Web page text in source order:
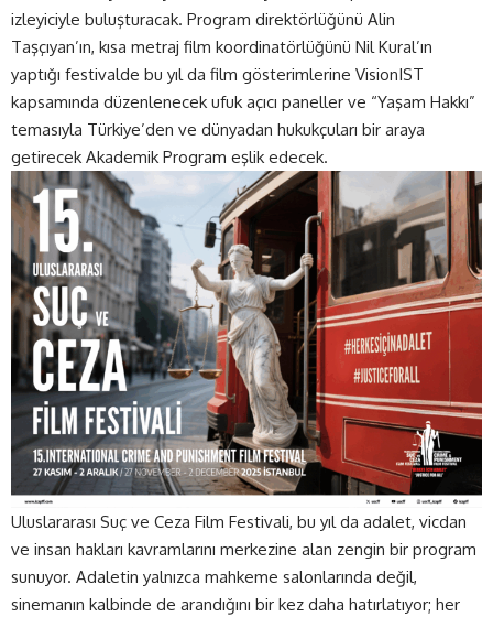
izleyiciyle buluşturacak. Program direktörlüğünü Alin
Taşçıyan’ın, kısa metraj film koordinatörlüğünü Nil Kural’ın
yaptığı festivalde bu yıl da film gösterimlerine VisionIST
kapsamında düzenlenecek ufuk açıcı paneller ve “Yaşam Hakkı”
temasıyla Türkiye’den ve dünyadan hukukçuları bir araya
getirecek Akademik Program eşlik edecek.
Uluslararası Suç ve Ceza Film Festivali, bu yıl da adalet, vicdan
ve insan hakları kavramlarını merkezine alan zengin bir program
sunuyor. Adaletin yalnızca mahkeme salonlarında değil,
sinemanın kalbinde de arandığını bir kez daha hatırlatıyor; her